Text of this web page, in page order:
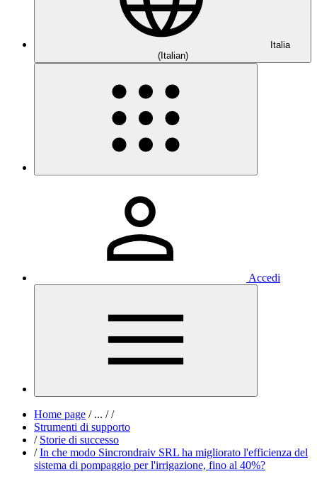
Italia
(Italian)
Accedi
Home page /... / /
Strumenti di supporto
/ Storie di successo
/ In che modo Sincrondraiv SRL ha migliorato l'efficienza del
sistema di pompaggio per l'irrigazione, fino al 40%?